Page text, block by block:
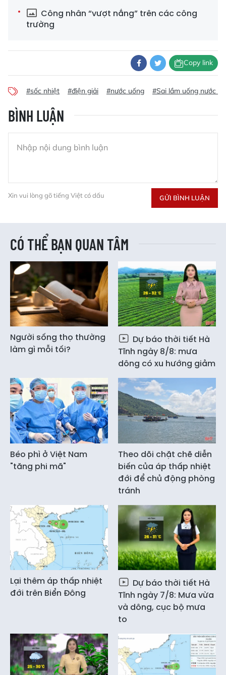
Công nhân “vượt nắng” trên các công
trường
Copy link
#sốc nhiệt #điện giải #nước uống #Sai lầm uống nước
BÌNH LUẬN
Xin vui lòng gõ tiếng Việt có dấu GỬI BÌNH LUẬN
CÓ THỂ BẠN QUAN TÂM
Người sống thọ thường
làm gì mỗi tối?
Dự báo thời tiết Hà
Tĩnh ngày 8/8: mưa
dông có xu hướng giảm
Béo phì ở Việt Nam
"tăng phi mã"
Theo dõi chặt chẽ diễn
biến của áp thấp nhiệt
đới để chủ động phòng
tránh
Lại thêm áp thấp nhiệt
đới trên Biển Đông
Dự báo thời tiết Hà
Tĩnh ngày 7/8: Mưa vừa
và dông, cục bộ mưa
to